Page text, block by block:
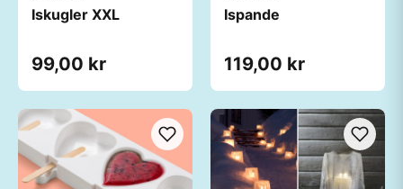
Iskugler XXL
99,00 kr
Ispande
119,00 kr